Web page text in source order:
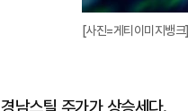
[사진=게티이미지뱅크]